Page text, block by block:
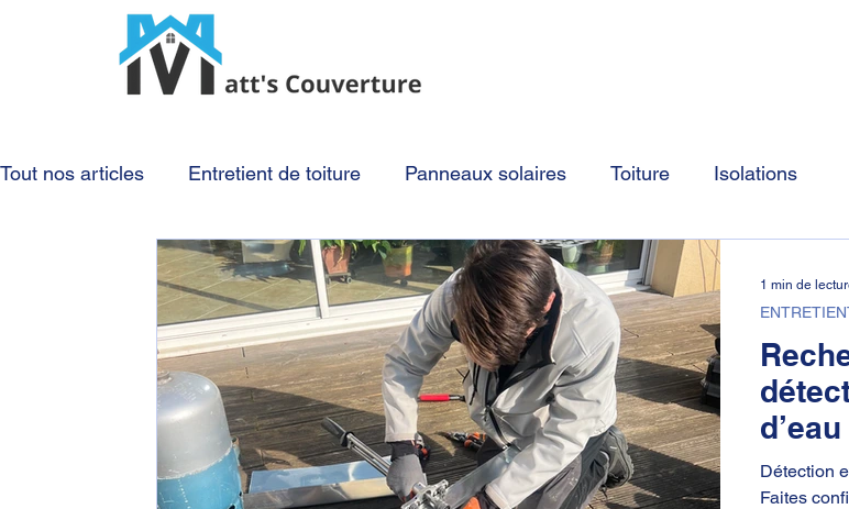
Tout nos articles Entretient de toiture Panneaux solaires Toiture Isolations
Détection
Faites
1 min de